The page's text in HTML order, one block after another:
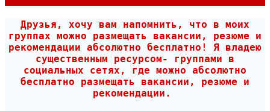
Друзья, хочу вам напомнить, что в моих
группах можно размещать вакансии, резюме и
рекомендации абсолютно бесплатно! Я владею
существенным ресурсом- группами в
социальных сетях, где можно абсолютно
бесплатно размещать вакансии, резюме и
рекомендации.